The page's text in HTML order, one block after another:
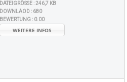
DATEIGRÖSSE : 246,7 KB
DOWNLAOD : 680
BEWERTUNG : 0.00
WEITERE INFOS